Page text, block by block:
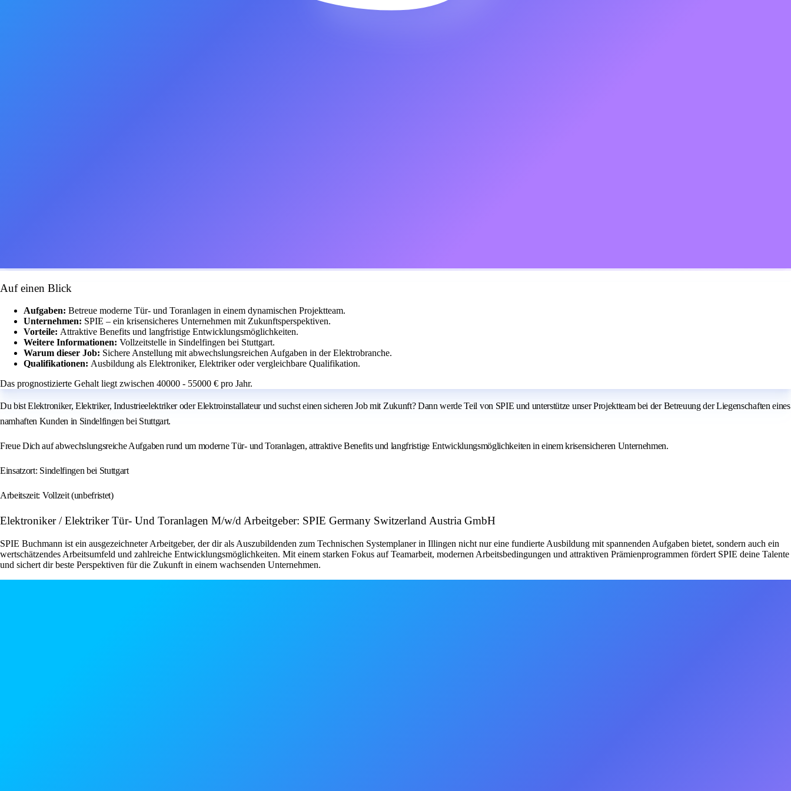
Auf einen Blick
Aufgaben: Betreue moderne Tür- und Toranlagen in einem dynamischen Projektteam.
Unternehmen: SPIE – ein krisensicheres Unternehmen mit Zukunftsperspektiven.
Vorteile: Attraktive Benefits und langfristige Entwicklungsmöglichkeiten.
Weitere Informationen: Vollzeitstelle in Sindelfingen bei Stuttgart.
Warum dieser Job: Sichere Anstellung mit abwechslungsreichen Aufgaben in der Elektrobranche.
Qualifikationen: Ausbildung als Elektroniker, Elektriker oder vergleichbare Qualifikation.
Das prognostizierte Gehalt liegt zwischen 40000 - 55000 € pro Jahr.
Du bist Elektroniker, Elektriker, Industrieelektriker oder Elektroinstallateur und suchst einen sicheren Job mit Zukunft? Dann werde Teil von SPIE und unterstütze unser Projektteam bei der Betreuung der Liegenschaften eines
namhaften Kunden in Sindelfingen bei Stuttgart.
Freue Dich auf abwechslungsreiche Aufgaben rund um moderne Tür- und Toranlagen, attraktive Benefits und langfristige Entwicklungsmöglichkeiten in einem krisensicheren Unternehmen.
Einsatzort: Sindelfingen bei Stuttgart
Arbeitszeit: Vollzeit (unbefristet)
Elektroniker / Elektriker Tür- Und Toranlagen M/w/d Arbeitgeber: SPIE Germany Switzerland Austria GmbH
SPIE Buchmann ist ein ausgezeichneter Arbeitgeber, der dir als Auszubildenden zum Technischen Systemplaner in Illingen nicht nur eine fundierte Ausbildung mit spannenden Aufgaben bietet, sondern auch ein
wertschätzendes Arbeitsumfeld und zahlreiche Entwicklungsmöglichkeiten. Mit einem starken Fokus auf Teamarbeit, modernen Arbeitsbedingungen und attraktiven Prämienprogrammen fördert SPIE deine Talente
und sichert dir beste Perspektiven für die Zukunft in einem wachsenden Unternehmen.